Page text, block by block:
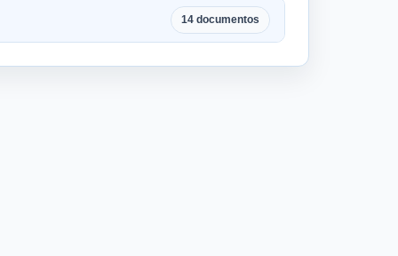
14 documentos